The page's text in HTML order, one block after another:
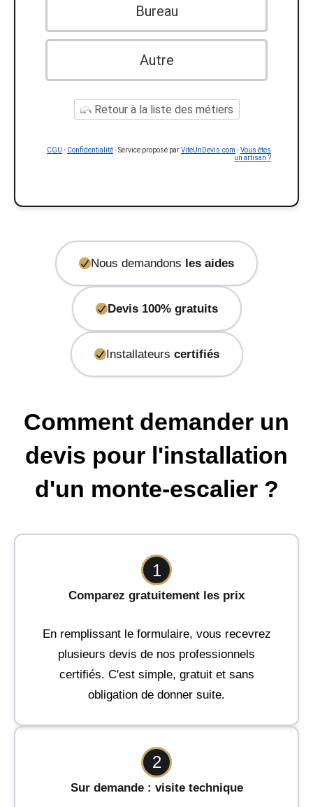
Bureau
Autre
Retour à la liste des métiers
CGU - Confidentialité- Service proposé parViteUnDevis.com -Vous êtes
un artisan ?
Nous demandons les aides
Devis 100% gratuits
Installateurs certifiés
Comment demander un
devis pour l'installation
d'un monte-escalier ?
1
Comparez gratuitement les prix
En remplissant le formulaire, vous recevrez
plusieurs devis de nos professionnels
certifiés. C'est simple, gratuit et sans
obligation de donner suite.
2
Sur demande : visite technique